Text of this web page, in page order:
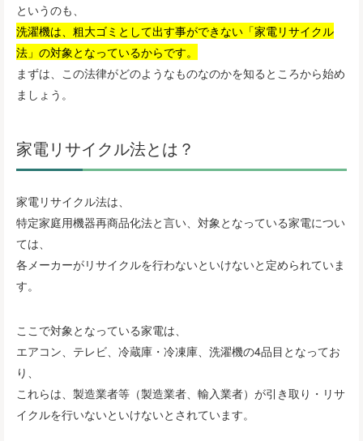
というのも、
洗濯機は、粗大ゴミとして出す事ができない「家電リサイクル
法」の対象となっているからです。
まずは、この法律がどのようなものなのかを知るところから始め
ましょう。
家電リサイクル法とは？
家電リサイクル法は、
特定家庭用機器再商品化法と言い、対象となっている家電につい
ては、
各メーカーがリサイクルを行わないといけないと定められていま
す。
ここで対象となっている家電は、
エアコン、テレビ、冷蔵庫・冷凍庫、洗濯機の4品目となってお
り、
これらは、製造業者等（製造業者、輸入業者）が引き取り・リサ
イクルを行いないといけないとされています。